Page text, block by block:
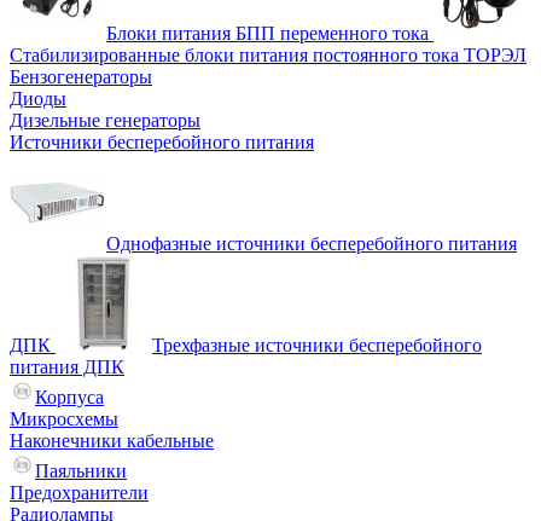
Блоки питания БПП переменного тока
Стабилизированные блоки питания постоянного тока ТОРЭЛ
Бензогенераторы
Диоды
Дизельные генераторы
Источники бесперебойного питания
Однофазные источники бесперебойного питания
ДПК
Трехфазные источники бесперебойного
питания ДПК
Корпуса
Микросхемы
Наконечники кабельные
Паяльники
Предохранители
Радиолампы